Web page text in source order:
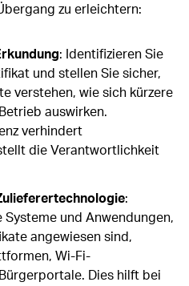
zu erleichtern:
: Identifizieren Sie
und stellen Sie sicher,
verstehen, wie sich kürzere
auswirken.
verhindert
die Verantwortlichkeit
:
Systeme und Anwendungen,
angewiesen sind,
Wi-Fi-
Dies hilft bei